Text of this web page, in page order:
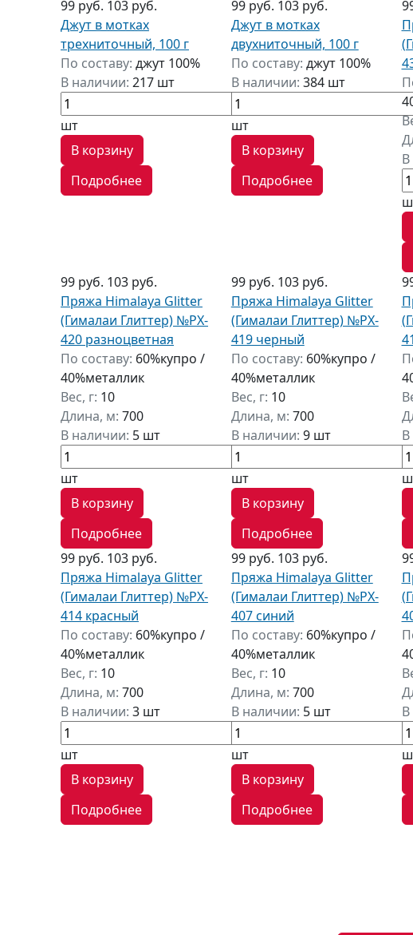
99 руб. 103 руб.
Джут в мотках
трехниточный, 100 г
По составу: джут 100%
В наличии: 217 шт
шт
В корзину
Подробнее
99 руб. 103 руб.
Джут в мотках
двухниточный, 100 г
По составу: джут 100%
В наличии: 384 шт
шт
В корзину
Подробнее
В
99 руб. 103 руб.
Пряжа Himalaya Glitter
(Гималаи Глиттер) №PX-
420 разноцветная
По составу: 60%купро /
40%металлик
Вес, г: 10
Длина, м: 700
В наличии: 5 шт
шт
В корзину
Подробнее
99 руб. 103 руб.
Пряжа Himalaya Glitter
(Гималаи Глиттер) №PX-
419 черный
По составу: 60%купро /
40%металлик
Вес, г: 10
Длина, м: 700
В наличии: 9 шт
шт
В корзину
Подробнее
В
99 руб. 103 руб.
Пряжа Himalaya Glitter
(Гималаи Глиттер) №PX-
414 красный
По составу: 60%купро /
40%металлик
Вес, г: 10
Длина, м: 700
В наличии: 3 шт
шт
В корзину
Подробнее
99 руб. 103 руб.
Пряжа Himalaya Glitter
(Гималаи Глиттер) №PX-
407 синий
По составу: 60%купро /
40%металлик
Вес, г: 10
Длина, м: 700
В наличии: 5 шт
шт
В корзину
Подробнее
В